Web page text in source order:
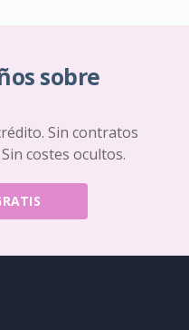
sobre
Sin contratos
costes ocultos.